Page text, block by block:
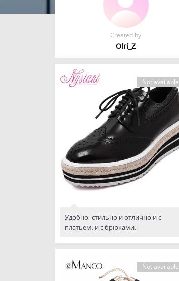
Created by
Olri_Z
Not available
Удобно, стильно и отлично и с
платьем, и с брюками.
Not available